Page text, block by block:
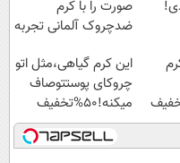
صورت را با کرم
ضدچروک آلمانی تجربه
این کرم گیاهی،مثل اتو
چروکای پوستتوصاف
میکنه!50%تخفیف